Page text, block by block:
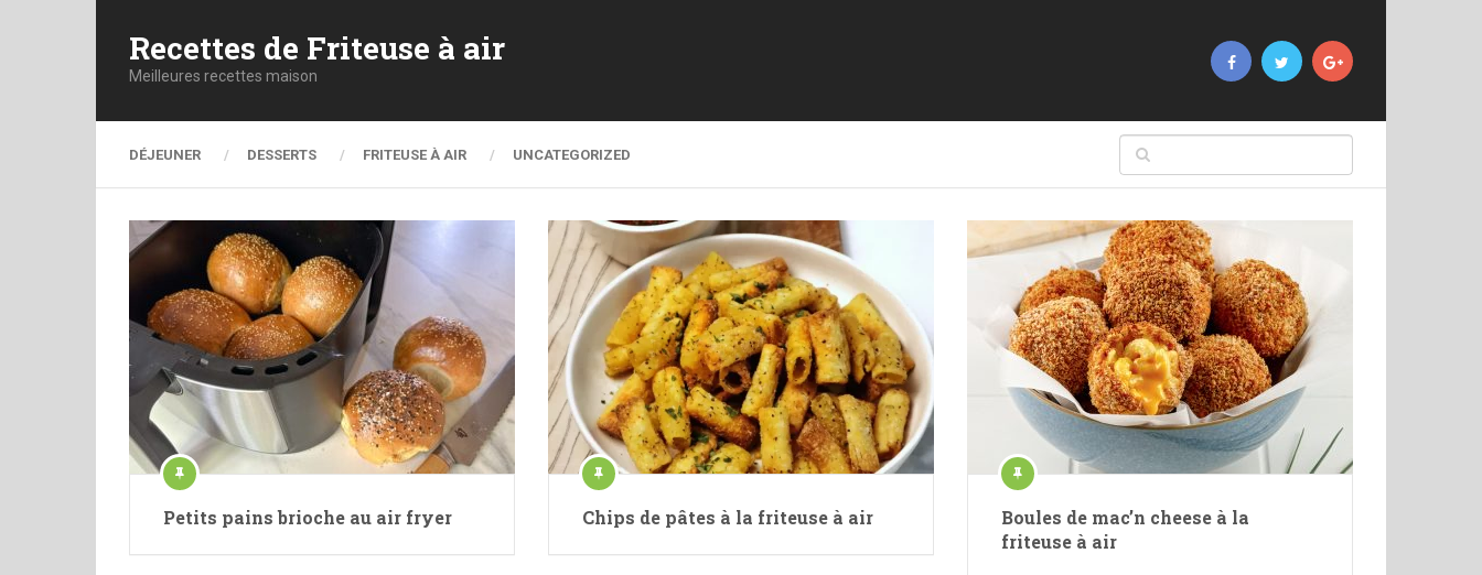
Recettes de Friteuse à air
Meilleures recettes maison
DÉJEUNER DESSERTS FRITEUSE À AIR UNCATEGORIZED
Petits pains brioche au air fryer Chips de pâtes à la friteuse à air
Boules de mac’n cheese à la
friteuse à air